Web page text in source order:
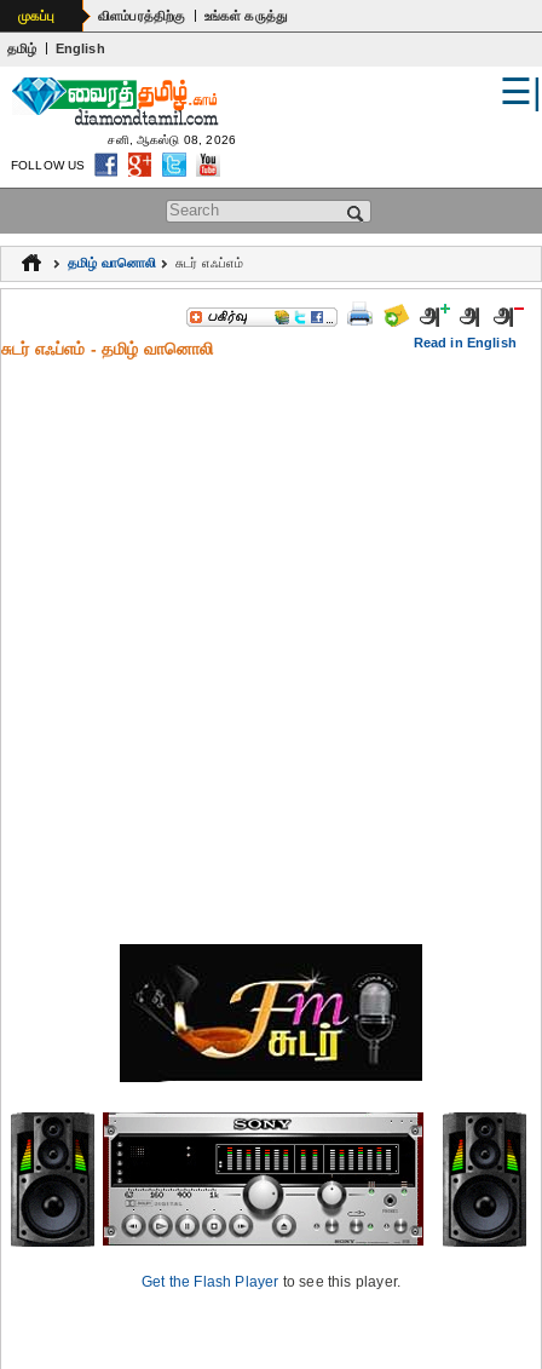
உலகம்
பொதுஅறிவு
கல்வி
ஆன்மிகம்
முகப்பு விளம்பரத்திற்கு | உங்கள் கருத்து
தமிழ் | English
Search form
☰|
சனி, ஆகஸ்டு 08, 2026
FOLLOW US
தமிழ் வானொலி சுடர் எஃப்எம்
Read in English
சுடர் எஃப்எம் - தமிழ் வானொலி
Get the Flash Player to see this player.